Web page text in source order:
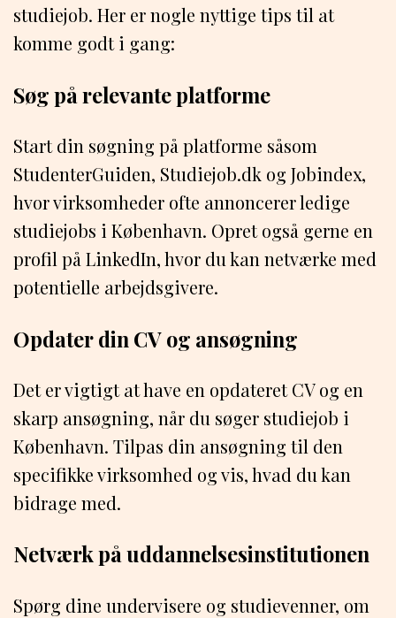
studiejob. Her er nogle nyttige tips til at
komme godt i gang:
Søg på relevante platforme
Start din søgning på platforme såsom
StudenterGuiden, Studiejob.dk og Jobindex,
hvor virksomheder ofte annoncerer ledige
studiejobs i København. Opret også gerne en
profil på LinkedIn, hvor du kan netværke med
potentielle arbejdsgivere.
Opdater din CV og ansøgning
Det er vigtigt at have en opdateret CV og en
skarp ansøgning, når du søger studiejob i
København. Tilpas din ansøgning til den
specifikke virksomhed og vis, hvad du kan
bidrage med.
Netværk på uddannelsesinstitutionen
Spørg dine undervisere og studievenner, om